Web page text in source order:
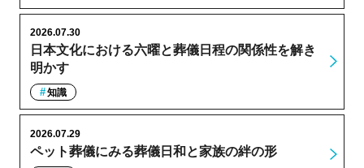
日本文化における六曜と葬儀日程の関係性を解き
明かす
2026.07.30
知識
ペット葬儀にみる葬儀日和と家族の絆の形
2026.07.29